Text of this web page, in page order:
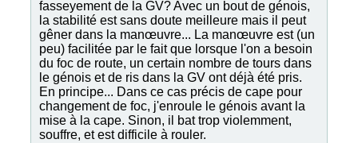
fasseyement de la GV? Avec un bout de génois,
la stabilité est sans doute meilleure mais il peut
gêner dans la manœuvre... La manœuvre est (un
peu) facilitée par le fait que lorsque l'on a besoin
du foc de route, un certain nombre de tours dans
le génois et de ris dans la GV ont déjà été pris.
En principe... Dans ce cas précis de cape pour
changement de foc, j'enroule le génois avant la
mise à la cape. Sinon, il bat trop violemment,
souffre, et est difficile à rouler.